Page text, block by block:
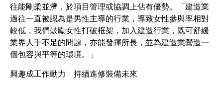
往能剛柔並濟，於項目管理或協調上佔有優勢。「建造業
過往一直被認為是男性主導的行業，導致女性參與率相對
較低，我們鼓勵女性打破框架，加入建造行業，既可舒緩
業界人手不足的問題，亦能發揮所長，並為建造業營造一
個包容與平等的環境。」
興趣成工作動力 持續進修裝備未來